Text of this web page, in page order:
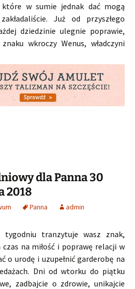
w sumie jednak dać mogą
Już od przyszłego
dziedzinie ulegnie poprawie,
wkroczy Wenus, władczyni
dla Panna 30
2018
Panna admin
tranzytuje wasz znak,
na miłość i poprawę relacji w
o urodę i uzupełnić garderobę na
Dni od wtorku do piątku
zadbajcie o zdrowie, unikajcie